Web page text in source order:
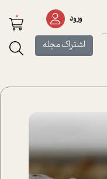
ورود
اشتراک مجله
0